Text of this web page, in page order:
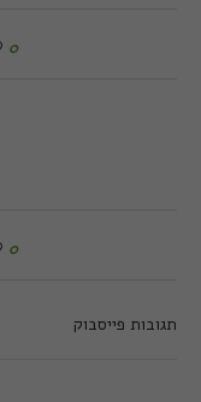
0
0
תגובות פייסבוק